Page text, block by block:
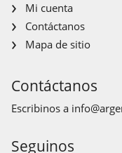
Mi cuenta
Contáctanos
Mapa de sitio
Contáctanos
Escribinos a
Seguinos